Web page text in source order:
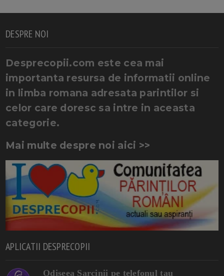
DESPRE NOI
Desprecopii.com este cea mai
importanta resursa de informatii online
in limba romana adresata parintilor si
celor care doresc sa intre in aceasta
categorie.
Mai multe despre noi aici >>
APLICATII DESPRECOPII
Odiseea Sarcinii pe telefonul tau